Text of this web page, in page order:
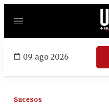
Menú
09 ago 2026
Sucesos